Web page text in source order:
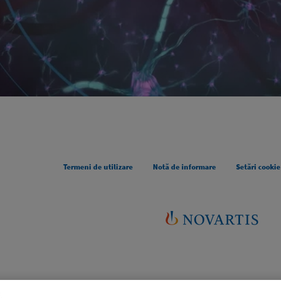
Termeni de utilizare Notă de informare Setări cookie